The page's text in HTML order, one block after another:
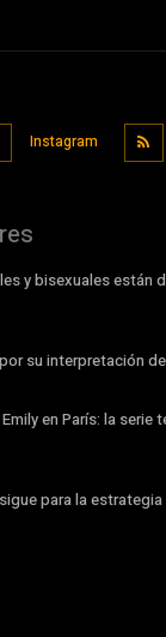
Instagram
y bisexuales están
su interpretación
en París: la serie
para la